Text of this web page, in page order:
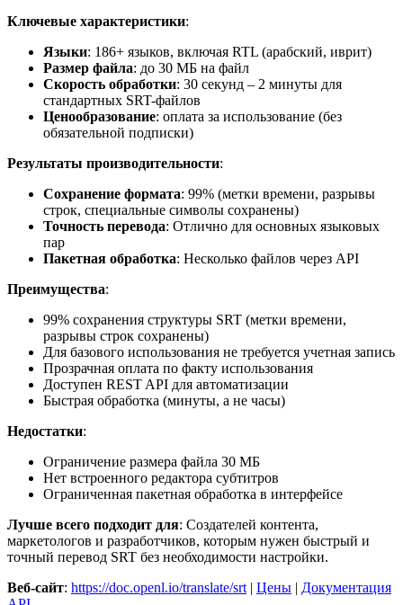
Ключевые характеристики:
Языки: 186+ языков, включая RTL (арабский, иврит)
Размер файла: до 30 МБ на файл
Скорость обработки: 30 секунд – 2 минуты для
стандартных SRT-файлов
Ценообразование: оплата за использование (без
обязательной подписки)
Результаты производительности:
Сохранение формата: 99% (метки времени, разрывы
строк, специальные символы сохранены)
Точность перевода: Отлично для основных языковых
пар
Пакетная обработка: Несколько файлов через API
Преимущества:
99% сохранения структуры SRT (метки времени,
разрывы строк сохранены)
Для базового использования не требуется учетная запись
Прозрачная оплата по факту использования
Доступен REST API для автоматизации
Быстрая обработка (минуты, а не часы)
Недостатки:
Ограничение размера файла 30 МБ
Нет встроенного редактора субтитров
Ограниченная пакетная обработка в интерфейсе
Лучше всего подходит для: Создателей контента,
маркетологов и разработчиков, которым нужен быстрый и
точный перевод SRT без необходимости настройки.
Веб-сайт: https://doc.openl.io/translate/srt | Цены | Документация